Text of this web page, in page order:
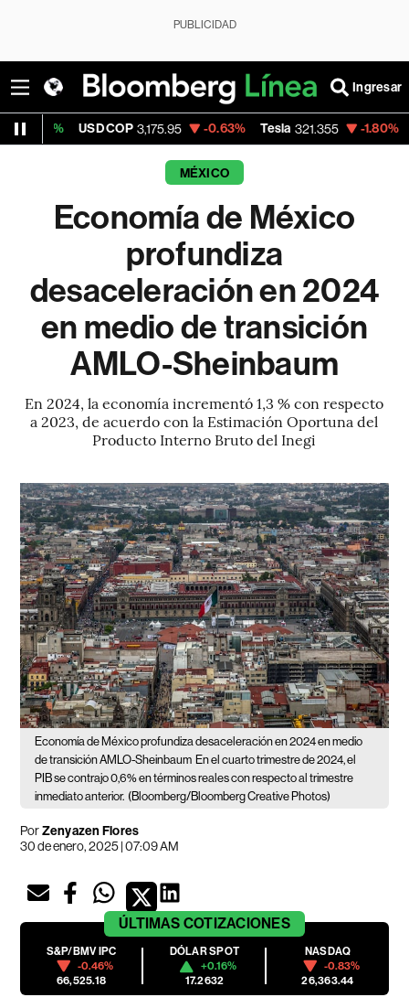
PUBLICIDAD
Ingresar
USD COP 3,175.95 -0.63% Tesla 321.355 -1.80% Dólar
MÉXICO
Economía de México
profundiza
desaceleración en 2024
en medio de transición
AMLO-Sheinbaum
En 2024, la economía incrementó 1,3 % con respecto
a 2023, de acuerdo con la Estimación Oportuna del
Producto Interno Bruto del Inegi
Economía de México profundiza desaceleración en 2024 en medio
de transición AMLO-Sheinbaum En el cuarto trimestre de 2024, el
PIB se contrajo 0,6% en términos reales con respecto al trimestre
inmediato anterior. (Bloomberg/Bloomberg Creative Photos)
PorZenyazen Flores
30 de enero, 2025 | 07:09 AM
ÚLTIMAS COTIZACIONES
S&P/BMV IPC
-0.46%
66,525.18
DÓLAR SPOT
+0.16%
17.2632
NASDAQ
-0.83%
26,363.44